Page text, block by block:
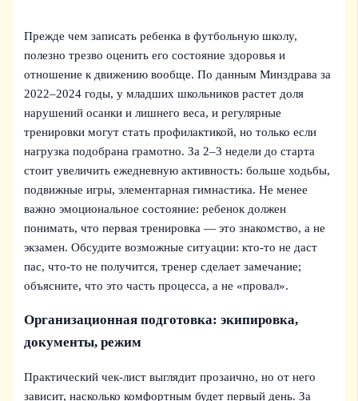
Прежде чем записать ребенка в футбольную школу,
полезно трезво оценить его состояние здоровья и
отношение к движению вообще. По данным Минздрава за
2022–2024 годы, у младших школьников растет доля
нарушений осанки и лишнего веса, и регулярные
тренировки могут стать профилактикой, но только если
нагрузка подобрана грамотно. За 2–3 недели до старта
стоит увеличить ежедневную активность: больше ходьбы,
подвижные игры, элементарная гимнастика. Не менее
важно эмоциональное состояние: ребенок должен
понимать, что первая тренировка — это знакомство, а не
экзамен. Обсудите возможные ситуации: кто-то не даст
пас, что-то не получится, тренер сделает замечание;
объясните, что это часть процесса, а не «провал».
Организационная подготовка: экипировка,
документы, режим
Практический чек-лист выглядит прозаично, но от него
зависит, насколько комфортным будет первый день. За